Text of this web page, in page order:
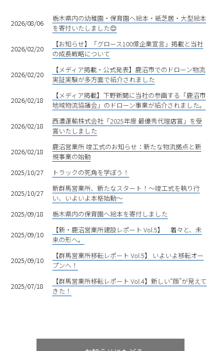
2026/08/06
栃木県内の幼稚園・保育園へ絵本・紙芝居・大型絵本
を寄付いたしました😊
2026/02/20
【お知らせ】「グロース100億企業宣言」掲載と当社
の成長戦略について
2026/02/20
【メディア掲載・公式発表】鹿沼市でのドローン物流
実証実験が多方面で紹介されました
2026/02/18
【メディア掲載】下野新聞に当社の参画する「鹿沼市
地域物流協議会」のドローン事業が紹介されました。
2026/02/18
西濃運輸株式会社「2025年度 最優秀代理店賞」を受
賞いたしました
2026/02/18
鹿沼営業所 竣工式のお知らせ：新たな物流拠点と新
規事業の始動
2025/10/27
トラックの死角を学ぼう！
2025/10/27
新群馬営業所、新たなスタート！〜竣工式を執り行
い、いよいよ本格始動〜
2025/09/18
栃木県内の保育園へ絵本を寄付しました
2025/09/10
【新・鹿沼営業所建設レポート Vol.5】 着々と、未
来の形へ。
2025/09/10
【群馬営業所移転レポート Vol.5】 いよいよ移転オー
プンへ！
2025/07/18
【群馬営業所移転レポート Vol.4】新しい“顔”が見えて
きた！